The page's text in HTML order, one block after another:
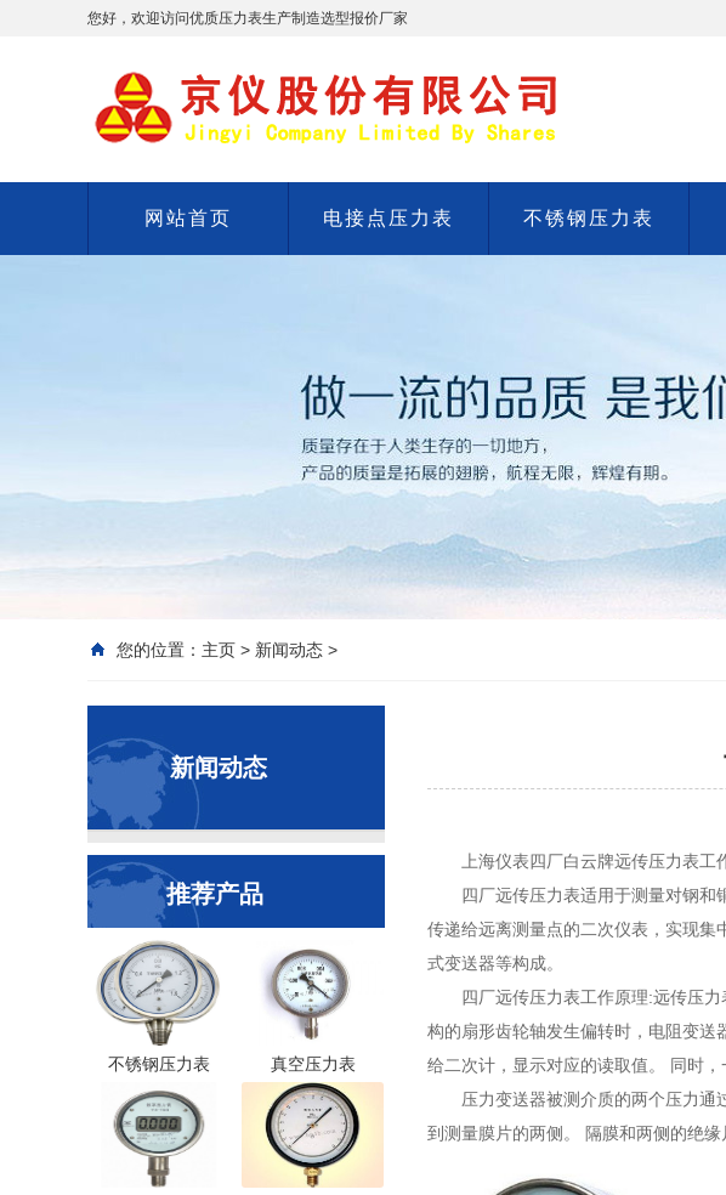
您好，欢迎访问优质压力表生产制造选型报价厂家
网站首页 电接点压力表 不锈钢压力表
您的位置： 主页 > 新闻动态 >
新闻动态
推荐产品
不锈钢压力表 真空压力表
上海仪表四厂白云牌远传压力表工
四厂远传压力表适用于测量对钢和
传递给远离测量点的二次仪表，实现集
式变送器等构成。
四厂远传压力表工作原理:远传压
构的扇形齿轮轴发生偏转时，电阻变
给二次计，显示对应的读取值。 同时，
压力变送器被测介质的两个压力
到测量膜片的两侧。 隔膜和两侧的绝